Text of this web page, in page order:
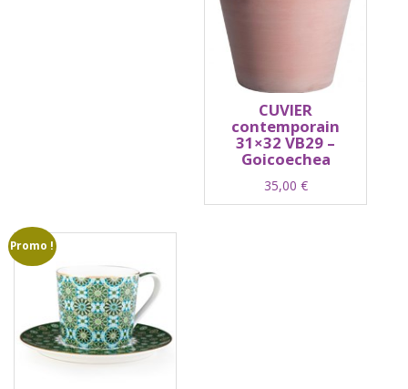
CUVIER
contemporain
31×32 VB29 –
Goicoechea
35,00 €
Promo !